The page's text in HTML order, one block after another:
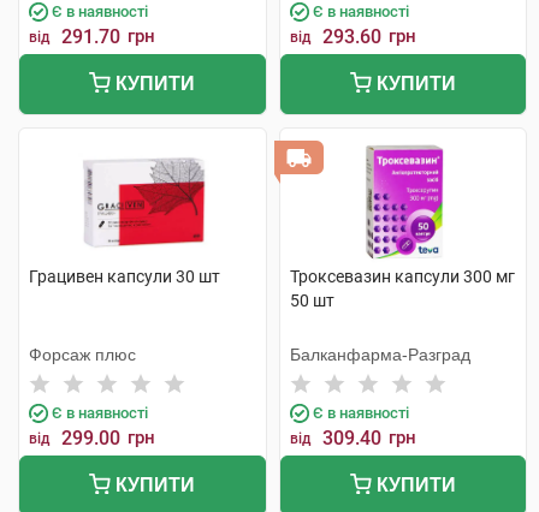
Є в наявності
від 291.70 грн
КУПИТИ
Є в наявності
від 293.60 грн
КУПИТИ
Грацивен капсули 30 шт
Форсаж плюс
Є в наявності
від 299.00 грн
КУПИТИ
Троксевазин капсули 300 мг
50 шт
Балканфарма-Разград
Є в наявності
від 309.40 грн
КУПИТИ